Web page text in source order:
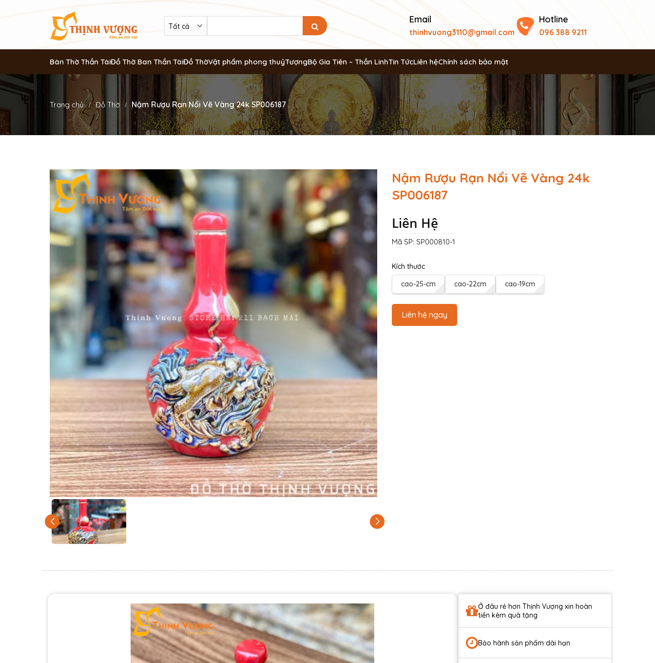
Email
thinhvuong3110@gmail.com
Hotline
096 388 9211
Bàn Thờ Thần TàiĐồ Thờ Ban Thần TàiĐồ ThờVật phẩm phong thuỷTượngBộ Gia Tiên – Thần LinhTin TứcLiên hệChính sách bảo mật
Trang chủ Đồ Thờ Nậm Rượu Rạn Nổi Vẽ Vàng 24k SP006187
Nậm Rượu Rạn Nổi Vẽ Vàng 24k
SP006187
Liên Hệ
Kích thước
cao-25-cm
cao-22cm cao-19cm
Liên hệ ngay
Mã SP: SP000810-1
Ở đâu rẻ hơn Thịnh Vượng xin hoàn
tiền kèm quà tặng
Bảo hành sản phẩm dài hạn